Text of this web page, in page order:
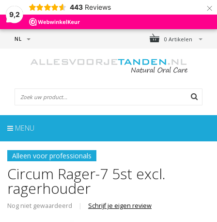
9,2
443 Reviews ×
0 Artikelen
NL
MENU
Alleen voor professionals
Circum Rager-7 5st excl.
ragerhouder
Nog niet gewaardeerd | Schrijf je eigen review